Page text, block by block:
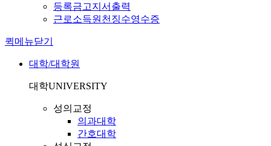
등록금고지서출력
근로소득원천징수영수증
퀵메뉴닫기
대학/대학원
대학UNIVERSITY
성의교정
의과대학
간호대학